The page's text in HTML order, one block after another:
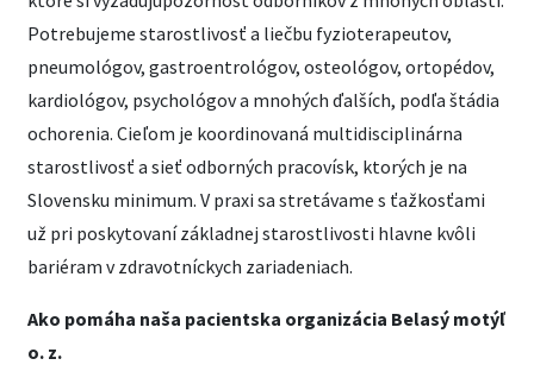
Potrebujeme starostlivosť a liečbu fyzioterapeutov,
pneumológov, gastroentrológov, osteológov, ortopédov,
kardiológov, psychológov a mnohých ďalších, podľa štádia
ochorenia. Cieľom je koordinovaná multidisciplinárna
starostlivosť a sieť odborných pracovísk, ktorých je na
Slovensku minimum. V praxi sa stretávame s ťažkosťami
už pri poskytovaní základnej starostlivosti hlavne kvôli
bariéram v zdravotníckych zariadeniach.
Ako pomáha naša pacientska organizácia Belasý motýľ
o. z.